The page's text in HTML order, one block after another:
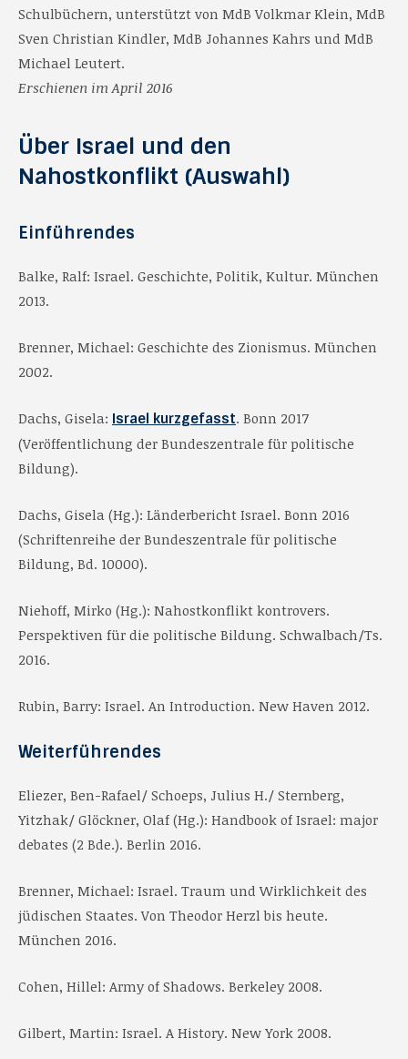
Schulbüchern, unterstützt von MdB Volkmar Klein, MdB
Sven Christian Kindler, MdB Johannes Kahrs und MdB
Michael Leutert.
Erschienen im April 2016
Über Israel und den
Nahostkonflikt (Auswahl)
Einführendes
Balke, Ralf: Israel. Geschichte, Politik, Kultur. München
2013.
Brenner, Michael: Geschichte des Zionismus. München
2002.
Dachs, Gisela: Israel kurzgefasst. Bonn 2017
(Veröffentlichung der Bundeszentrale für politische
Bildung).
Dachs, Gisela (Hg.): Länderbericht Israel. Bonn 2016
(Schriftenreihe der Bundeszentrale für politische
Bildung, Bd. 10000).
Niehoff, Mirko (Hg.): Nahostkonflikt kontrovers.
Perspektiven für die politische Bildung. Schwalbach/Ts.
2016.
Rubin, Barry: Israel. An Introduction. New Haven 2012.
Weiterführendes
Eliezer, Ben-Rafael/ Schoeps, Julius H./ Sternberg,
Yitzhak/ Glöckner, Olaf (Hg.): Handbook of Israel: major
debates (2 Bde.). Berlin 2016.
Brenner, Michael: Israel. Traum und Wirklichkeit des
jüdischen Staates. Von Theodor Herzl bis heute.
München 2016.
Cohen, Hillel: Army of Shadows. Berkeley 2008.
Gilbert, Martin: Israel. A History. New York 2008.